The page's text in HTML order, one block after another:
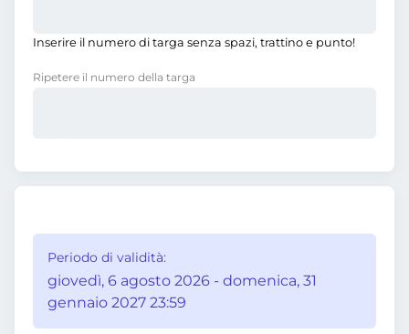
Inserire il numero di targa senza spazi, trattino e punto!
Ripetere il numero della targa
Periodo di validità:
giovedì, 6 agosto 2026 - domenica, 31
gennaio 2027 23:59